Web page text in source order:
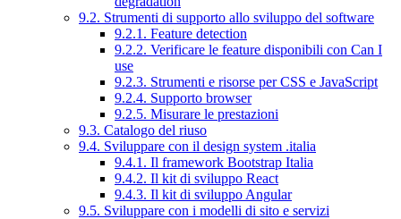
9.2. Strumenti di supporto allo sviluppo del software
9.2.1. Feature detection
9.2.2. Verificare le feature disponibili con Can I
use
9.2.3. Strumenti e risorse per CSS e JavaScript
9.2.4. Supporto browser
9.2.5. Misurare le prestazioni
9.3. Catalogo del riuso
9.4. Sviluppare con il design system .italia
9.4.1. Il framework Bootstrap Italia
9.4.2. Il kit di sviluppo React
9.4.3. Il kit di sviluppo Angular
9.5. Sviluppare con i modelli di sito e servizi